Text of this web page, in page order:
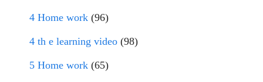
4 Home work (96)
4 th e learning video (98)
5 Home work (65)